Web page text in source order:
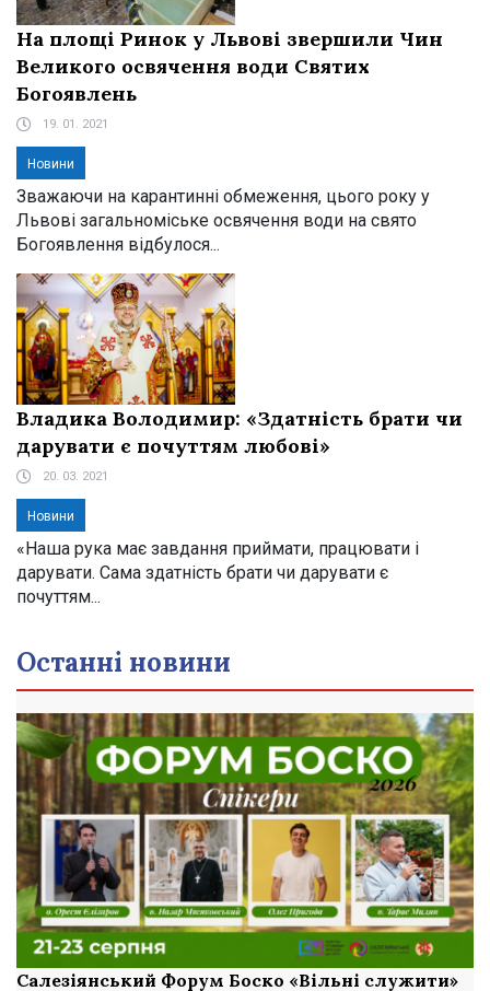
На площі Ринок у Львові звершили Чин
Великого освячення води Святих
Богоявлень
19. 01. 2021
Новини
Зважаючи на карантинні обмеження, цього року у
Львові загальноміське освячення води на свято
Богоявлення відбулося...
Владика Володимир: «Здатність брати чи
дарувати є почуттям любові»
20. 03. 2021
Новини
«Наша рука має завдання приймати, працювати і
дарувати. Сама здатність брати чи дарувати є
почуттям...
Останні новини
Салезіянський Форум Боско «Вільні служити»